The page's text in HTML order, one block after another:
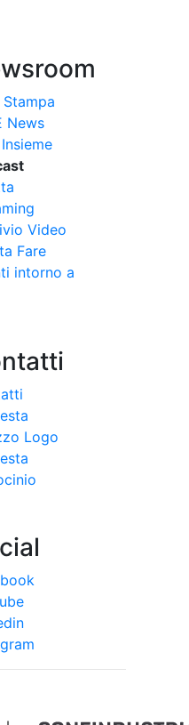
News
Video
Fare
intorno a
Logo